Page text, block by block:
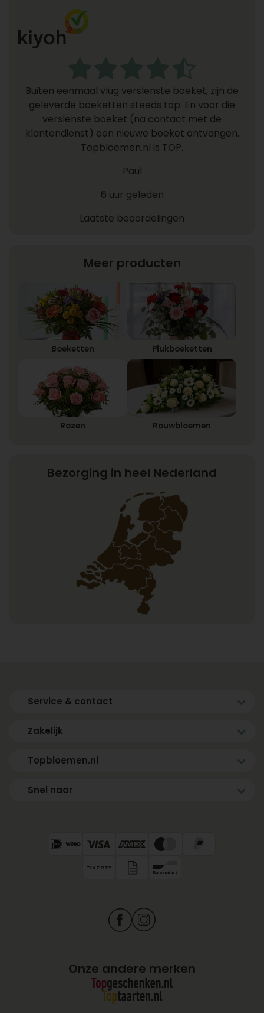
Buiten eenmaal vlug verslenste boeket, zijn de
geleverde boeketten steeds top. En voor die
verslenste boeket (na contact met de
klantendienst) een nieuwe boeket ontvangen.
Topbloemen.nl is TOP.
Paul
6 uur geleden
Laatste beoordelingen
Meer producten
Boeketten Plukboeketten
Rozen Rouwbloemen
Bezorging in heel Nederland
Service & contact
Zakelijk
Topbloemen.nl
Snel naar
Onze andere merken